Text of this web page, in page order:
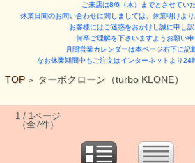
ご来店は8/6（木）までとさせてい
休業日間のお問い合わせに関しましては、休業明けより
お客様にはご迷惑をおかけし誠に申し
何卒ご理解を下さいますようお願い申
月間営業カレンダーは本ページ右下に記
なお休業期間中もご注文はインターネットより24
TOP > ターボクローン（turbo KLONE）
1 / 1ページ
（全7件）